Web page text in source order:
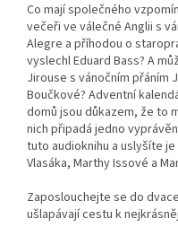
Co mají společného
večeři ve válečné Anglii s
Alegre a příhodou o
vyslechl Eduard Bass? A
Jirouse s vánočním přáním
Boučkové? Adventní
domů jsou důkazem, že to
nich připadá jedno
tuto audioknihu a uslyšíte
Vlasáka, Marthy Issové a
Zaposlouchejte se do
ušlapávají cestu k